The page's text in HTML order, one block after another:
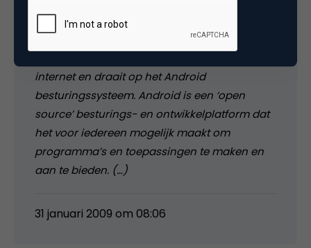
De Google Phone is sinds deze week exclusief
verkrijgbaar voor het Nederlandse publiek bij
internet en draait op het Android
besturingssysteem. Android is een ‘open
source’ besturings- en ontwikkelplatform dat
het voor iedereen mogelijk maakt om
programma’s en toepassingen te maken en
aan te bieden. (…)
31 januari 2009 om 08:06